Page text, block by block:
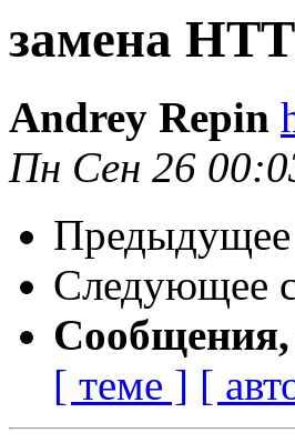
замена
Andrey Repin
Пн Сен 26
Следующее
[ теме ] [